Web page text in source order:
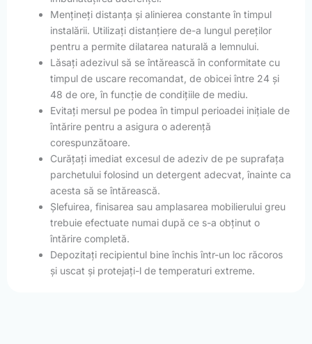
Mențineți distanța și alinierea constante în timpul
instalării. Utilizați distanțiere de-a lungul pereților
pentru a permite dilatarea naturală a lemnului.
Lăsați adezivul să se întărească în conformitate cu
timpul de uscare recomandat, de obicei între 24 și
48 de ore, în funcție de condițiile de mediu.
Evitați mersul pe podea în timpul perioadei inițiale de
întărire pentru a asigura o aderență
corespunzătoare.
Curățați imediat excesul de adeziv de pe suprafața
parchetului folosind un detergent adecvat, înainte ca
acesta să se întărească.
Șlefuirea, finisarea sau amplasarea mobilierului greu
trebuie efectuate numai după ce s-a obținut o
întărire completă.
Depozitați recipientul bine închis într-un loc răcoros
și uscat și protejați-l de temperaturi extreme.